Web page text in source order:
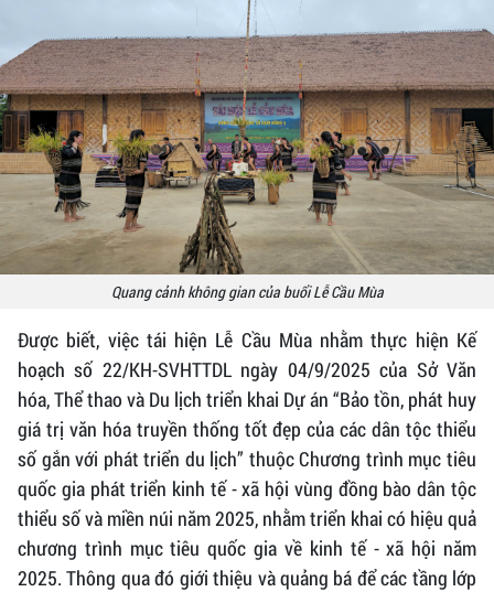
Quang cảnh không gian của buổi Lễ Cầu Mùa
Được biết, việc tái hiện Lễ Cầu Mùa nhằm thực hiện Kế
hoạch số 22/KH-SVHTTDL ngày 04/9/2025 của Sở Văn
hóa, Thể thao và Du lịch triển khai Dự án “Bảo tồn, phát huy
giá trị văn hóa truyền thống tốt đẹp của các dân tộc thiểu
số gắn với phát triển du lịch” thuộc Chương trình mục tiêu
quốc gia phát triển kinh tế - xã hội vùng đồng bào dân tộc
thiểu số và miền núi năm 2025, nhằm triển khai có hiệu quả
chương trình mục tiêu quốc gia về kinh tế - xã hội năm
2025. Thông qua đó giới thiệu và quảng bá để các tầng lớp